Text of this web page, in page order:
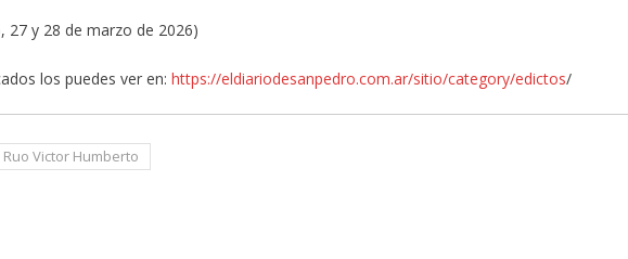
27 y 28 de marzo de 2026)
los puedes ver en: https://eldiariodesanpedro.com.ar/sitio/category/edictos/
Ruo Victor Humberto